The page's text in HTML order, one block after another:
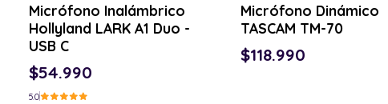
Micrófono Inalámbrico
Hollyland LARK A1 Duo -
USB C
$54.990
5.0
Micrófono Dinámico
TASCAM TM-70
$118.990